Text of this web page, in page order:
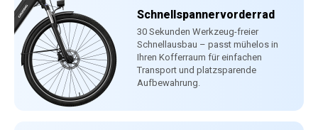
Schnellspannervorderrad
30 Sekunden Werkzeug-freier
Schnellausbau – passt mühelos in
Ihren Kofferraum für einfachen
Transport und platzsparende
Aufbewahrung.